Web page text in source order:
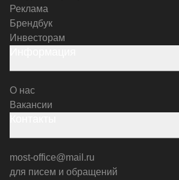
Реклама
Брендбук
Инвесторам
О нас
Вакансии
most-office@mail.ru
для писем и обращений